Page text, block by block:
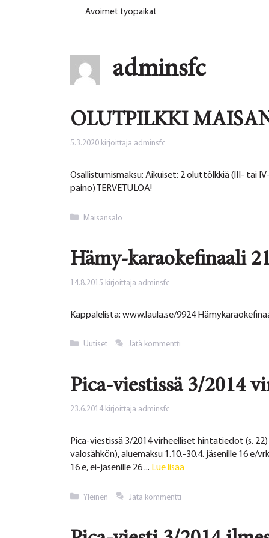
Avoimet työpaikat
adminsfc
OLUTPILKKI
5.3.2020 kirjoittaja adminsfc
Osallistumismaksu: Aikuiset: 2 oluttölkkiä (III- tai
paino) TERVETULOA!
Kategoriat
Maisansalo
Hämy-karaokefinaali
14.8.2015 kirjoittaja adminsfc
Kappalelista: www.laula.se/9924
Kategoriat
Uutiset Jätä kommentti
Pica-viestissä 3/2014
23.6.2014 kirjoittaja adminsfc
Pica-viestissä 3/2014 virheelliset hintatiedot (s.
valosähkön), aluemaksu 1.10.-30.4. jäsenille 16 e/
16 e, ei-jäsenille 26 ... Lue lisää
Kategoriat
Yleinen Jätä kommentti